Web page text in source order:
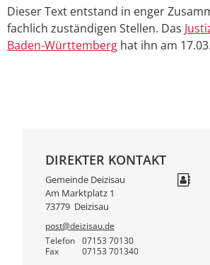
Dieser Text entstand in enger
fachlich zuständigen Stellen. Das
Baden-Württemberg hat ihn am
DIREKTER KONTAKT
Gemeinde Deizisau
Am Marktplatz 1
73779 Deizisau
post@deizisau.de
Telefon
07153 70130
Fax 07153 701340